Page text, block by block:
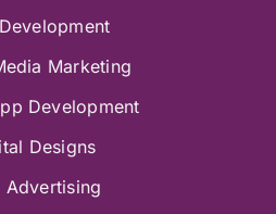
Marketing
Development
Designs
Advertising